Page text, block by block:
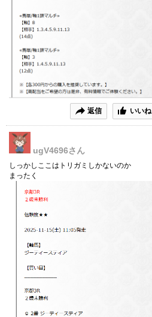
返信 いいね
ugV4696さん
しっかしここはトリガミしかないのか
まったく